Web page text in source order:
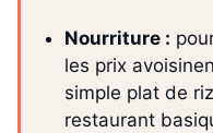
Nourriture :
les prix
simple plat de
restaurant